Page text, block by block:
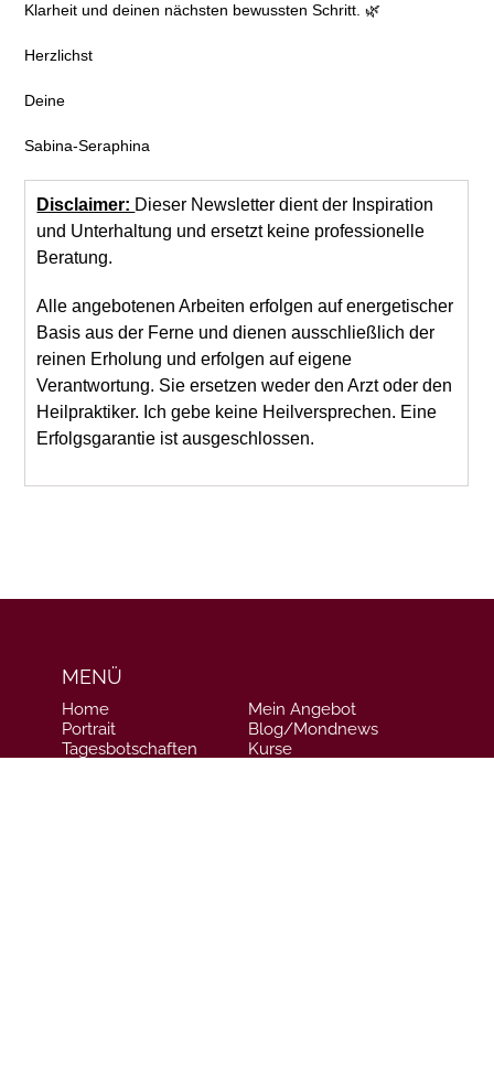
Klarheit und deinen nächsten bewussten Schritt. 🌿
Herzlichst
Deine
Sabina-Seraphina
Disclaimer: Dieser Newsletter dient der Inspiration
und Unterhaltung und ersetzt keine professionelle
Beratung.
Alle angebotenen Arbeiten erfolgen auf energetischer
Basis aus der Ferne und dienen ausschließlich der
reinen Erholung und erfolgen auf eigene
Verantwortung. Sie ersetzen weder den Arzt oder den
Heilpraktiker. Ich gebe keine Heilversprechen. Eine
Erfolgsgarantie ist ausgeschlossen.
MENÜ
Home
Portrait
Tagesbotschaften
Mein Angebot
Blog/Mondnews
Kurse